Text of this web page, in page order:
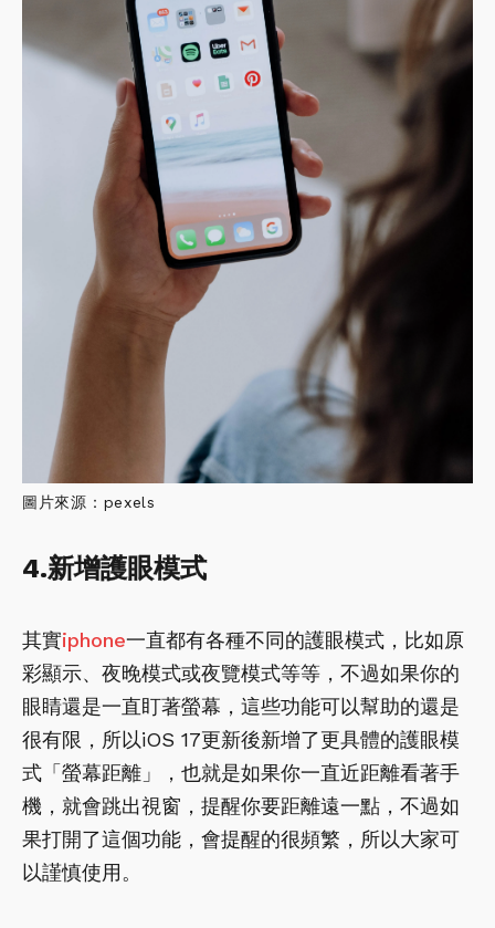
圖片來源：pexels
4.新增護眼模式
其實iphone一直都有各種不同的護眼模式，比如原
彩顯示、夜晚模式或夜覽模式等等，不過如果你的
眼睛還是一直盯著螢幕，這些功能可以幫助的還是
很有限，所以iOS 17更新後新增了更具體的護眼模
式「螢幕距離」，也就是如果你一直近距離看著手
機，就會跳出視窗，提醒你要距離遠一點，不過如
果打開了這個功能，會提醒的很頻繁，所以大家可
以謹慎使用。